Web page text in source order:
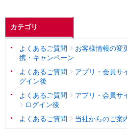
カテゴリ
よくあるご質問 お客様情報の変
携・キャンペーン
よくあるご質問
アプリ・会員サ
グイン後
よくあるご質問
アプリ・会員サ
ログイン後
よくあるご質問
当社からのご案